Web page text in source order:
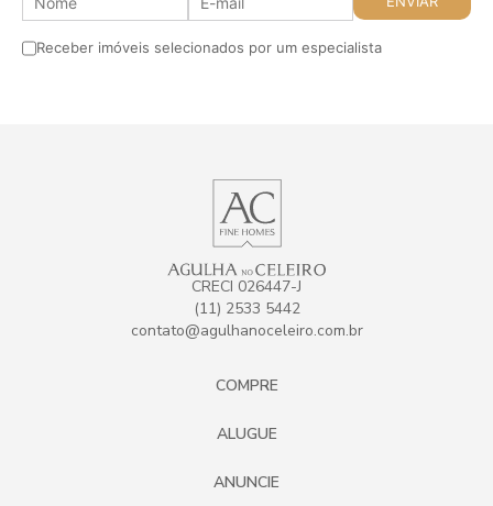
Receber imóveis selecionados por um especialista
CRECI 026447-J
(11) 2533 5442
contato@agulhanoceleiro.com.br
COMPRE
ALUGUE
ANUNCIE